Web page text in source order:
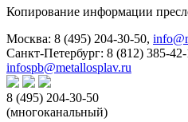
Копирование информации
Москва: 8 (495) 204-30-50,
Санкт-Петербург: 8 (812) 385-42-
infospb@metallosplav.ru
8 (495) 204-30-50
(многоканальный)